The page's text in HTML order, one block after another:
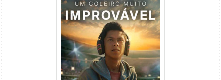
Um Goleiro Muito Improvável
Torrent (2026) WEB-DL 1080p
Dual Áudio